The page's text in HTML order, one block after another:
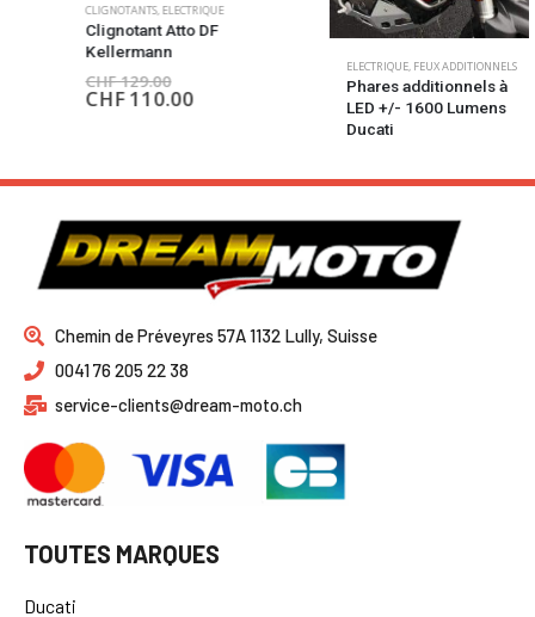
CLIGNOTANTS,ELECTRIQUE
Clignotant Atto DF
Kellermann
129.00
110.00
ELECTRIQUE,FEUX ADDITIONNELS
Phares additionnels à
LED +/- 1600 Lumens
Ducati
Chemin de Préveyres 57A 1132 Lully, Suisse
0041 76 205 22 38
service-clients@dream-moto.ch
TOUTES MARQUES